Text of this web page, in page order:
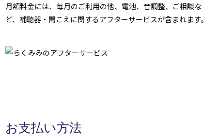
月額料金には、毎月のご利用の他、電池、音調整、ご相談な
ど、補聴器・聞こえに関するアフターサービスが含まれます。
お支払い方法